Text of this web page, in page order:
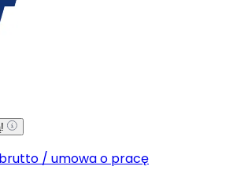
brutto / umowa o pracę